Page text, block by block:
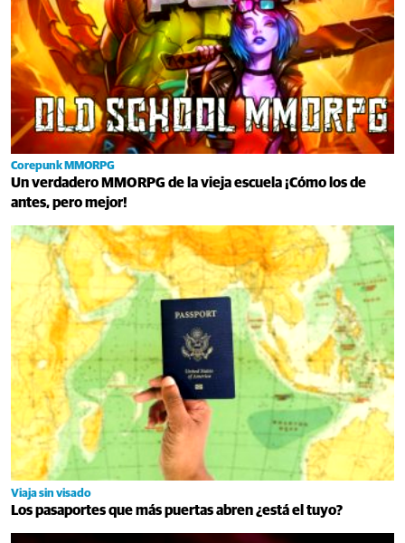
Corepunk MMORPG
Un verdadero MMORPG de la vieja escuela ¡Cómo los de
antes, pero mejor!
Viaja sin visado
Los pasaportes que más puertas abren ¿está el tuyo?